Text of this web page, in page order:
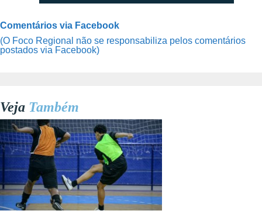
Comentários via Facebook
(O Foco Regional não se responsabiliza pelos comentários
postados via Facebook)
Veja Também